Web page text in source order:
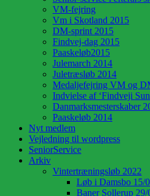
VM-fejring
Vm i Skotland 2015
DM-sprint 2015
Findvej-dag 2015
Paaskeløb2015
Julemarch 2014
Juletræsløb 2014
Medaljefejring VM og
Indvielse af ‘Findveji
Danmarksmesterskaber
Paaskeløb 2014
Nyt medlem
Vejledning til wordpress
SeniorService
Arkiv
Vintertræningsløb 2022
Løb i Damsbo 15/
Baner Sollerup 29/